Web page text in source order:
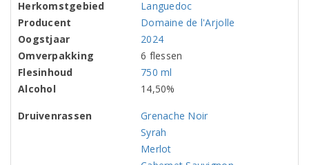
Herkomstgebied
Languedoc
Producent
Domaine de l'Arjolle
Oogstjaar
2024
Omverpakking
6 flessen
Flesinhoud
750 ml
Alcohol
14,50%
Druivenrassen
Grenache Noir
Syrah
Merlot